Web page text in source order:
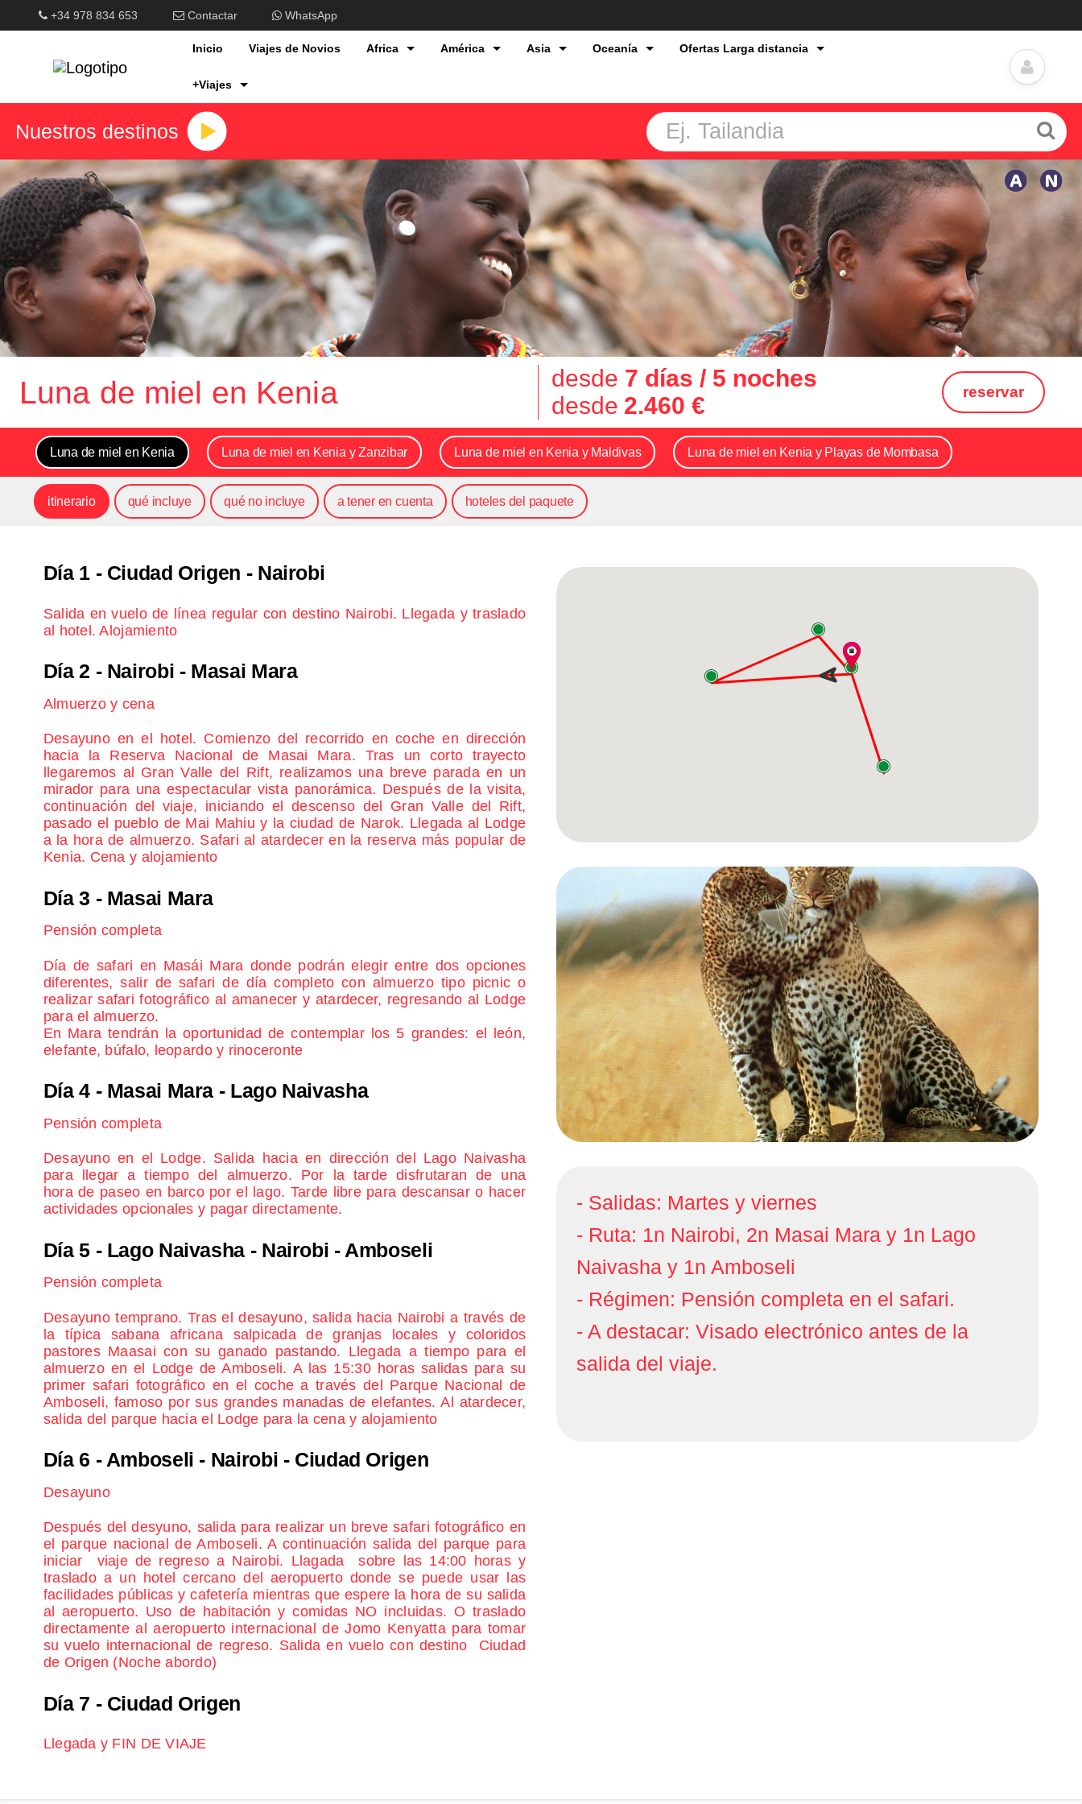
+34 978 834 653 Contactar WhatsApp
Inicio Viajes de Novios Africa América Asia Oceanía Ofertas Larga distancia
+Viajes
Nuestros destinos
Luna de miel en Kenia desde 7 días / 5 noches
desde 2.460 €
reservar
Luna de miel en Kenia Luna de miel en Kenia y Zanzibar Luna de miel en Kenia y Maldivas Luna de miel en Kenia y Playas de Mombasa
itinerario qué incluye qué no incluye a tener en cuenta hoteles del paquete
Día 1 - Ciudad Origen - Nairobi
Salida en vuelo de línea regular con destino Nairobi. Llegada y traslado
al hotel. Alojamiento
Día 2 - Nairobi - Masai Mara
Almuerzo y cena
Desayuno en el hotel. Comienzo del recorrido en coche en dirección
hacia la Reserva Nacional de Masai Mara. Tras un corto trayecto
llegaremos al Gran Valle del Rift, realizamos una breve parada en un
mirador para una espectacular vista panorámica. Después de la visita,
continuación del viaje, iniciando el descenso del Gran Valle del Rift,
pasado el pueblo de Mai Mahiu y la ciudad de Narok. Llegada al Lodge
a la hora de almuerzo. Safari al atardecer en la reserva más popular de
Kenia. Cena y alojamiento
Día 3 - Masai Mara
Pensión completa
Día de safari en Masái Mara donde podrán elegir entre dos opciones
diferentes, salir de safari de día completo con almuerzo tipo picnic o
realizar safari fotográfico al amanecer y atardecer, regresando al Lodge
para el almuerzo.
En Mara tendrán la oportunidad de contemplar los 5 grandes: el león,
elefante, búfalo, leopardo y rinoceronte
Día 4 - Masai Mara - Lago Naivasha
Pensión completa
Desayuno en el Lodge. Salida hacia en dirección del Lago Naivasha
para llegar a tiempo del almuerzo. Por la tarde disfrutaran de una
hora de paseo en barco por el lago. Tarde libre para descansar o hacer
actividades opcionales y pagar directamente.
Día 5 - Lago Naivasha - Nairobi - Amboseli
Pensión completa
Desayuno temprano. Tras el desayuno, salida hacia Nairobi a través de
la típica sabana africana salpicada de granjas locales y coloridos
pastores Maasai con su ganado pastando. Llegada a tiempo para el
almuerzo en el Lodge de Amboseli. A las 15:30 horas salidas para su
primer safari fotográfico en el coche a través del Parque Nacional de
Amboseli, famoso por sus grandes manadas de elefantes. Al atardecer,
salida del parque hacia el Lodge para la cena y alojamiento
Día 6 - Amboseli - Nairobi - Ciudad Origen
Desayuno
Después del desyuno, salida para realizar un breve safari fotográfico en
el parque nacional de Amboseli. A continuación salida del parque para
iniciar viaje de regreso a Nairobi. Llagada sobre las 14:00 horas y
traslado a un hotel cercano del aeropuerto donde se puede usar las
facilidades públicas y cafetería mientras que espere la hora de su salida
al aeropuerto. Uso de habitación y comidas NO incluidas. O traslado
directamente al aeropuerto internacional de Jomo Kenyatta para tomar
su vuelo internacional de regreso. Salida en vuelo con destino Ciudad
de Origen (Noche abordo)
Día 7 - Ciudad Origen
Llegada y FIN DE VIAJE
- Salidas: Martes y viernes
- Ruta: 1n Nairobi, 2n Masai Mara y 1n Lago
Naivasha y 1n Amboseli
- Régimen: Pensión completa en el safari.
- A destacar: Visado electrónico antes de la
salida del viaje.